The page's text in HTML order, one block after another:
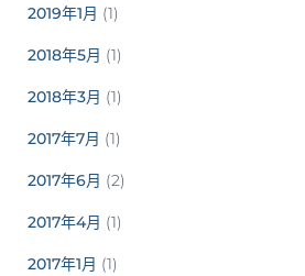
2019年1月 (1)
2018年5月 (1)
2018年3月 (1)
2017年7月 (1)
2017年6月 (2)
2017年4月 (1)
2017年1月 (1)